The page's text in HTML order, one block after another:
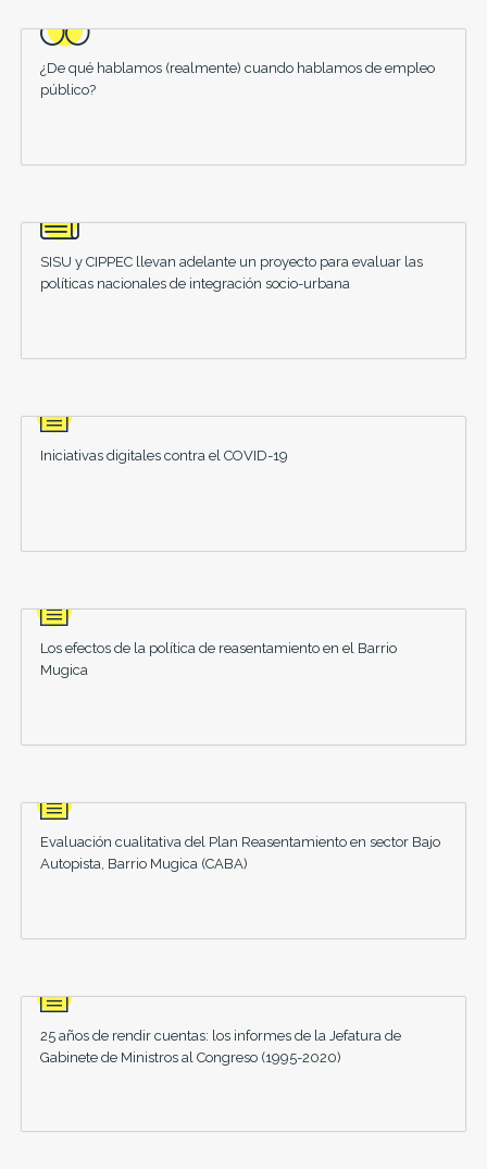
¿De qué hablamos (realmente) cuando hablamos de empleo
público?
SISU y CIPPEC llevan adelante un proyecto para evaluar las
políticas nacionales de integración socio-urbana
Iniciativas digitales contra el COVID-19
Los efectos de la política de reasentamiento en el Barrio
Mugica
Evaluación cualitativa del Plan Reasentamiento en sector Bajo
Autopista, Barrio Mugica (CABA)
25 años de rendir cuentas: los informes de la Jefatura de
Gabinete de Ministros al Congreso (1995-2020)